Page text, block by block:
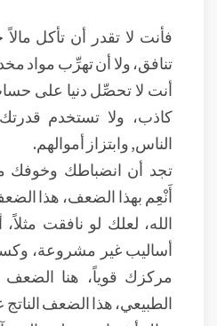
فأنت لا تقدر أن تأكل
تنافق، ولا أن تهرِّب مواد
أنت لا تحصِّل دنيا على
كاذب، ولا تستخدم
الناس, وابتزاز أموالهم.
تجد أن انضباطك وخوفك
أَنْعِم بهذا الضعف، هذا
الله، لعلك لو نافقت
أساليب غير مشروعة،
مركزك قوياً، هنا
الطبيعي، هذا الضعف